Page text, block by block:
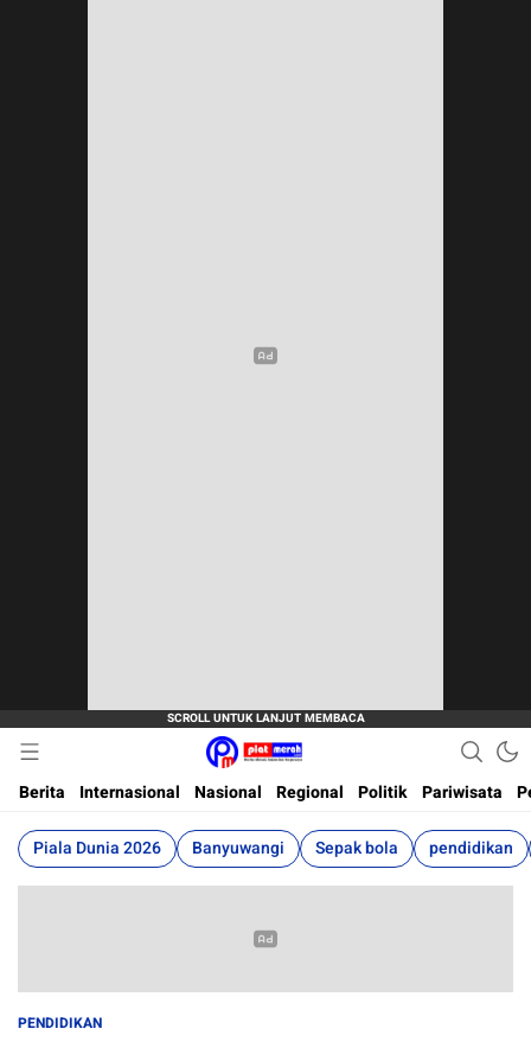
Plat Merah
Berita Terkini, Akurat, Terpercaya Dan Cepat
Berita
Internasional Nasional Regional Politik Pariwisata
Piala Dunia 2026 Banyuwangi Sepak bola pendidikan
PENDIDIKAN